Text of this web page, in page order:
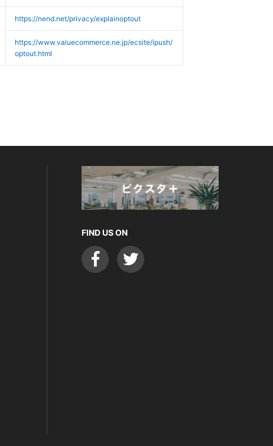
https://nend.net/privacy/explainoptout
https://www.valuecommerce.ne.jp/ecsite/ipush/
optout.html
FIND US ON